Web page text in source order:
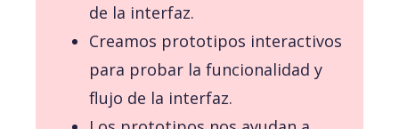
de la interfaz.
Creamos prototipos interactivos
para probar la funcionalidad y
flujo de la interfaz.